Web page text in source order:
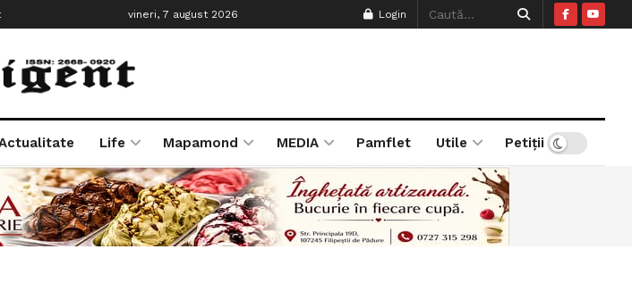
vineri, 7 august 2026 Login
Life Mapamond MEDIA Pamflet Utile Petiții